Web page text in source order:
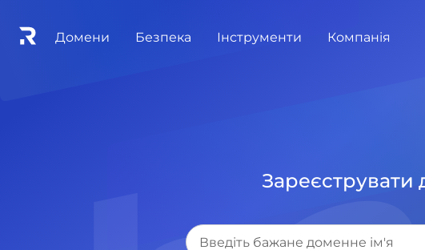
Домени Безпека Інструменти Компанія
Зареєструвати